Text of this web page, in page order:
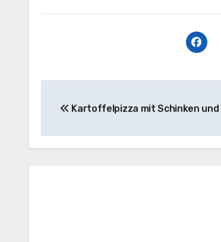
Kartoffelpizza mit Schinken und